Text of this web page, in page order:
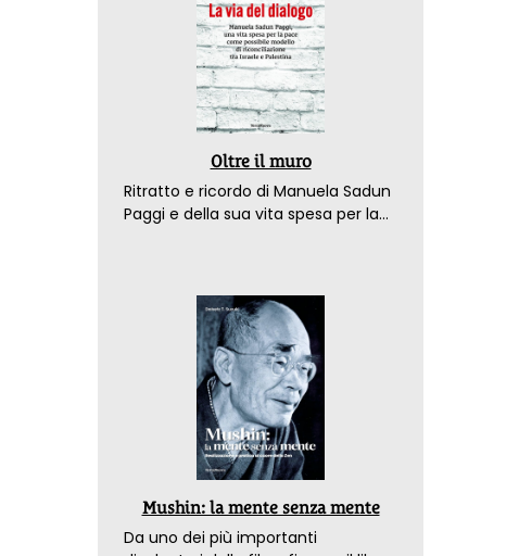
Oltre il muro
Ritratto e ricordo di Manuela Sadun
Paggi e della sua vita spesa per la
Mushin: la mente senza mente
Da uno dei più importanti